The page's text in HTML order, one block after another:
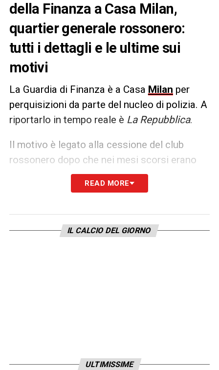
della Finanza a Casa Milan,
quartier generale rossonero:
tutti i dettagli e le ultime sui
motivi
La Guardia di Finanza è a Casa Milan per
perquisizioni da parte del nucleo di polizia. A
riportarlo in tempo reale è La Repubblica.
Il motivo è legato alla cessione del club
rossonero dopo che nei mesi scorsi erano
state avviate delle indagini da parte dalla
procura di Milano circa il passaggio della
e mezzo fa.
READ MORE
IL CALCIO DEL GIORNO
ULTIMISSIME